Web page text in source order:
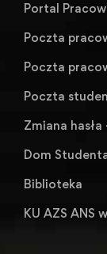
Portal
Poczta
Poczta
Poczta
Zmiana
Dom
Biblioteka
KU AZS ANS